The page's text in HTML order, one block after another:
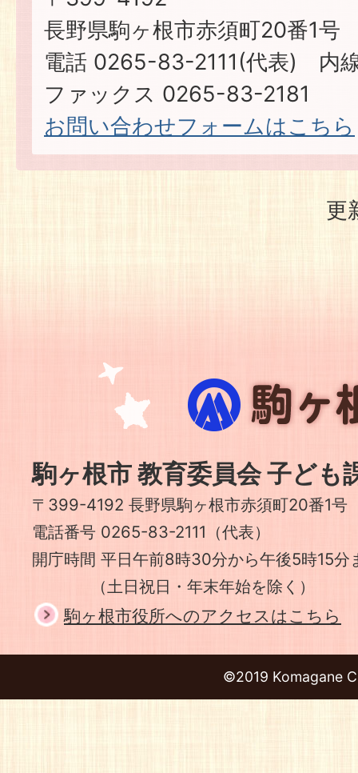
長野県駒ヶ根市赤須町20番1号
電話 0265-83-2111(代表) 内
ファックス 0265-83-2181
お問い合わせフォームはこちら
更
駒
ヶ
市
駒ヶ根市 教育委員会 子ども
〒399-4192 長野県駒ヶ根市赤須町20番1号
電話番号 0265-83-2111（代表）
開庁時間 平日午前8時30分から午後5時15分
（土日祝日・年末年始を除く）
駒ヶ根市役所へのアクセスはこちら
©2019 Komagane